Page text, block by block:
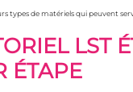
types de matériels qui peuvent
LST
ÉTAPE